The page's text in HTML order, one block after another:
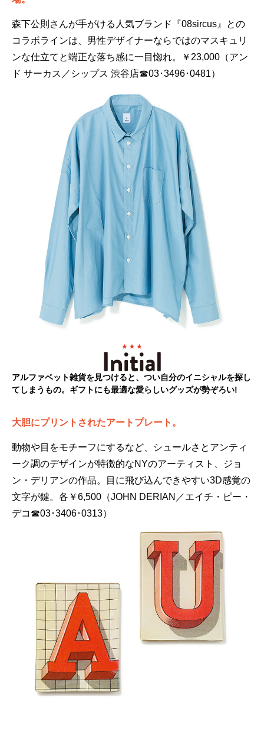
森下公則さんが手がける人気ブランド『08sircus』との
コラボラインは、男性デザイナーならではのマスキュリ
ンな仕立てと端正な落ち感に一目惚れ。￥23,000（アン
ド サーカス／シップス 渋谷店☎03･3496･0481）
アルファベット雑貨を見つけると、つい自分のイニシャルを探し
てしまうもの。ギフトにも最適な愛らしいグッズが勢ぞろい!
大胆にプリントされたアートプレート。
動物や目をモチーフにするなど、シュールさとアンティ
ーク調のデザインが特徴的なNYのアーティスト、ジョ
ン・デリアンの作品。目に飛び込んできやすい3D感覚の
文字が鍵。各￥6,500（JOHN DERIAN／エイチ・ピー・
デコ☎03･3406･0313）